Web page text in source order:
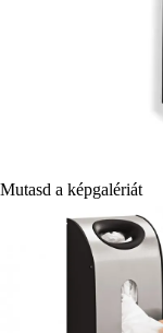
Mutasd a képgalériát